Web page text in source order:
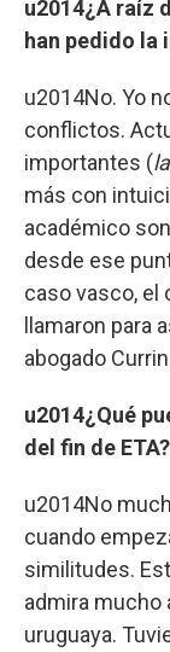
u2014¿A raíz
han pedido la
u2014No. Yo
conflictos.
importantes (
más con
académico
desde ese
caso vasco, el
llamaron para
abogado
u2014¿Qué
del fin de ETA?
u2014No
cuando
similitudes.
admira mucho
uruguaya.